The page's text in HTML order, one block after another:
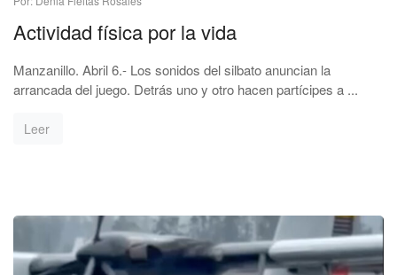
Actividad física por la vida
Manzanillo. Abril 6.- Los sonidos del silbato anuncian la
arrancada del juego. Detrás uno y otro hacen partícipes a ...
Leer